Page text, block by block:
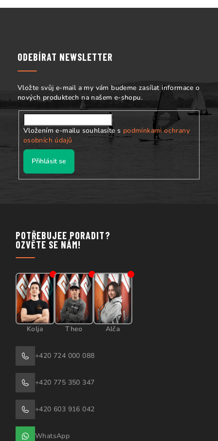
ODEBÍRAT NEWSLETTER
Vložte svůj e-mail a my vám budeme zasílat informace o
nových produktech na našem e-shopu.
Vložením e-mailu souhlasíte s podmínkami ochrany
osobních údajů
Přihlásit se
POTŘEBUJEE PORADIT?
OZVĚTE SE NÁM!
Kolja Theo Alča
+420 724 000 088
+420 775 350 347
+420 603 916 042
WhatsApp